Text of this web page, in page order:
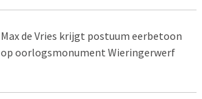
Max de Vries krijgt postuum eerbetoon
op oorlogsmonument Wieringerwerf